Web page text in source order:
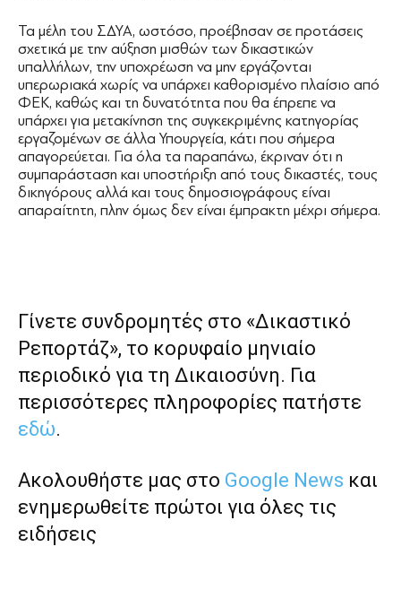
Τα μέλη του ΣΔΥΑ, ωστόσο, προέβησαν σε προτάσεις
σχετικά με την αύξηση μισθών των δικαστικών
υπαλλήλων, την υποχρέωση να μην εργάζονται
υπερωριακά χωρίς να υπάρχει καθορισμένο πλαίσιο από
ΦΕΚ, καθώς και τη δυνατότητα που θα έπρεπε να
υπάρχει για μετακίνηση της συγκεκριμένης κατηγορίας
εργαζομένων σε άλλα Υπουργεία, κάτι που σήμερα
απαγορεύεται. Για όλα τα παραπάνω, έκριναν ότι η
συμπαράσταση και υποστήριξη από τους δικαστές, τους
δικηγόρους αλλά και τους δημοσιογράφους είναι
απαραίτητη, πλην όμως δεν είναι έμπρακτη μέχρι σήμερα.
Γίνετε συνδρομητές στο «Δικαστικό
Ρεπορτάζ», το κορυφαίο μηνιαίο
περιοδικό για τη Δικαιοσύνη. Για
περισσότερες πληροφορίες πατήστε
εδώ.
Ακολουθήστε μας στο Google News και
ενημερωθείτε πρώτοι για όλες τις
ειδήσεις